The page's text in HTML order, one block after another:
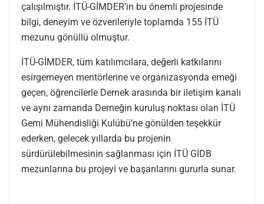
çalışılmıştır. İTÜ-GİMDER’in bu önemli projesinde
bilgi, deneyim ve özverileriyle toplamda 155 İTÜ
mezunu gönüllü olmuştur.
İTÜ-GİMDER, tüm katılımcılara, değerli katkılarını
esirgemeyen mentörlerine ve organizasyonda emeği
geçen, öğrencilerle Dernek arasında bir iletişim kanalı
ve aynı zamanda Derneğin kuruluş noktası olan İTÜ
Gemi Mühendisliği Kulübü’ne gönülden teşekkür
ederken, gelecek yıllarda bu projenin
sürdürülebilmesinin sağlanması için İTÜ GİDB
mezunlarına bu projeyi ve başarılarını gururla sunar.